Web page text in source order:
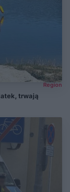
Region
trwają